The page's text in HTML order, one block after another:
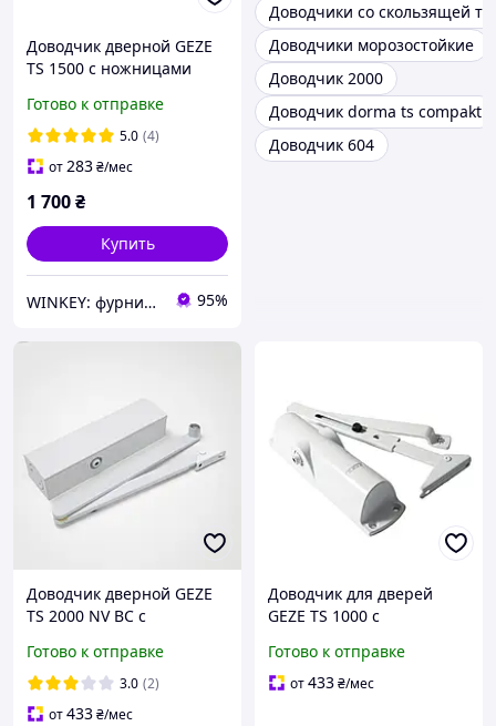
Доводчик дверной GEZE
TS 1500 с ножницами
Готово к отправке
5.0 (4)
от283₴/мес
1 700₴
Купить
WINKEY: фурнитура для окон и дверей 95%
Доводчики со скользящей
Доводчики морозостойкие
Доводчик 2000
Доводчик dorma ts compakt
Доводчик 604
Доводчик дверной GEZE
TS 2000 NV BC c
Готово к отправке
3.0 (2)
от433₴/мес
Доводчик для дверей
GEZE TS 1000 с
Готово к отправке
от433₴/мес